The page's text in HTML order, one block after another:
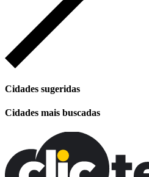
Cidades sugeridas
Cidades mais buscadas